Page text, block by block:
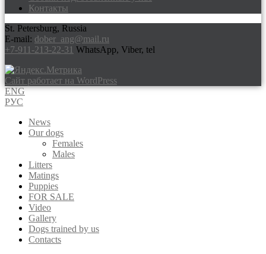
Контакты
St. Petersburg, Russia
E-mail: dober_ang@mail.ru
+7-911-213-22-31 WhatsApp, Viber, tel
Сайт работает на WordPress
ENG
РУС
News
Our dogs
Females
Males
Litters
Matings
Puppies
FOR SALE
Video
Gallery
Dogs trained by us
Contacts